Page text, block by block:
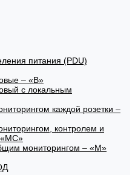
питания (PDU)
– «В»
с локальным
каждой розетки –
контролем и
«МС»
мониторингом – «М»